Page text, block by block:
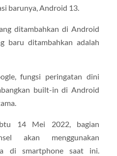
barunya, Android 13.
ditambahkan di Android
baru ditambahkan adalah
fungsi peringatan dini
built-in di Android
14 Mei 2022, bagian
akan menggunakan
di smartphone saat ini.